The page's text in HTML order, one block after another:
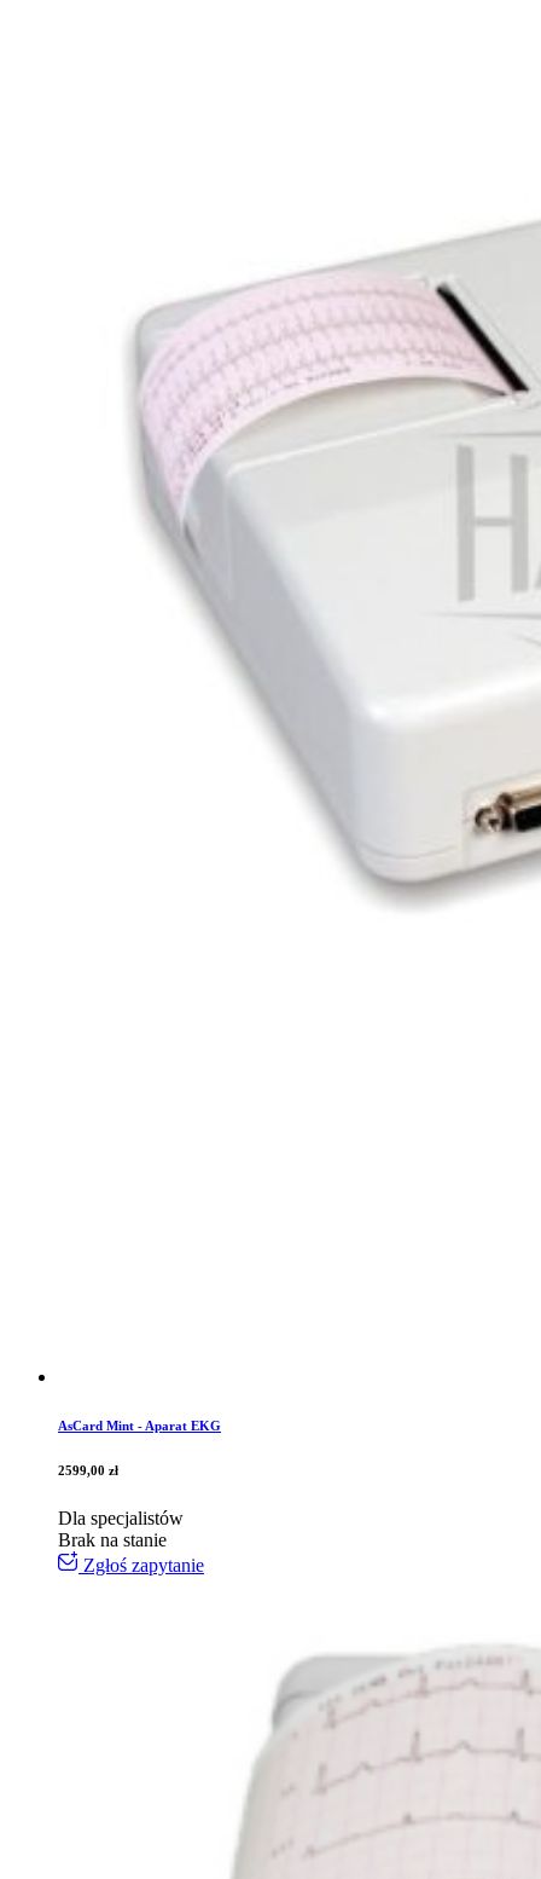
AsCard Mint - Aparat EKG
2599,00 zł
Dla specjalistów
Brak na stanie
Zgłoś zapytanie